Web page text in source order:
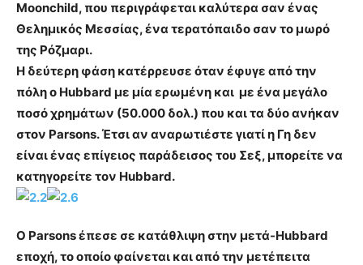
Μoonchild, που περιγράφεται καλύτερα σαν ένας
Θελημικός Μεσσίας, ένα τερατόπαιδο σαν το μωρό
της Ρόζμαρι.
Η δεύτερη φάση κατέρρευσε όταν έφυγε από την
πόλη ο Hubbard με μία ερωμένη και με ένα μεγάλο
ποσό χρημάτων (50.000 δολ.) που και τα δύο ανήκαν
στον Parsons. Έτσι αν αναρωτιέστε γιατί η Γη δεν
είναι ένας επίγειος παράδεισος του Σεξ, μπορείτε να
κατηγορείτε τον Hubbard.
Ο Parsons έπεσε σε κατάθλιψη στην μετά-Hubbard
εποχή, το οποίο φαίνεται και από την μετέπειτα